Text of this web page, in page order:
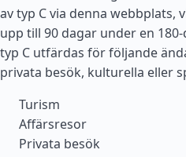
av typ C via denna webbplats,
upp till 90 dagar under en
typ C utfärdas för följande
privata besök, kulturella eller
Turism
Affärsresor
Privata besök